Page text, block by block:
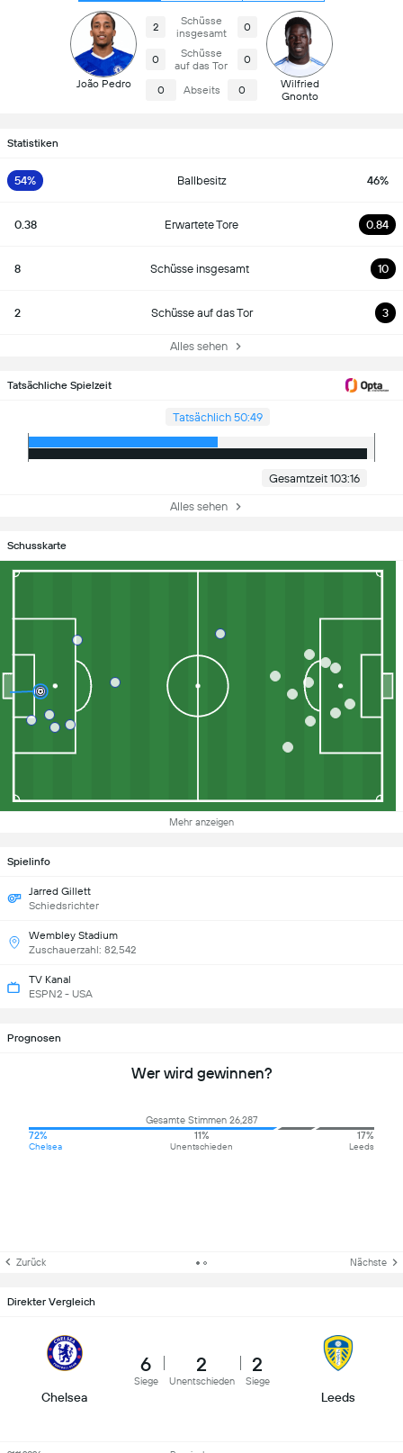
João Pedro
2
Schüsse
insgesamt
0
0
Schüsse
auf das Tor
0
0 Abseits 0
Wilfried
Gnonto
Statistiken
54% Ballbesitz 46%
0.38 Erwartete Tore 0.84
8 Schüsse insgesamt 10
2 Schüsse auf das Tor 3
Alles sehen
Tatsächliche Spielzeit
Tatsächlich 50:49
Gesamtzeit 103:16
Alles sehen
Schusskarte
Mehr anzeigen
Spielinfo
Jarred Gillett
Schiedsrichter
Wembley Stadium
Zuschauerzahl: 82,542
TV Kanal
ESPN2 - USA
Prognosen
Wer wird gewinnen?
Gesamte Stimmen 26,287
72%
Chelsea
11%
Unentschieden
17%
Leeds
Zurück Nächste
Direkter Vergleich
Chelsea
6
Siege
2
Unentschieden
2
Siege
Leeds